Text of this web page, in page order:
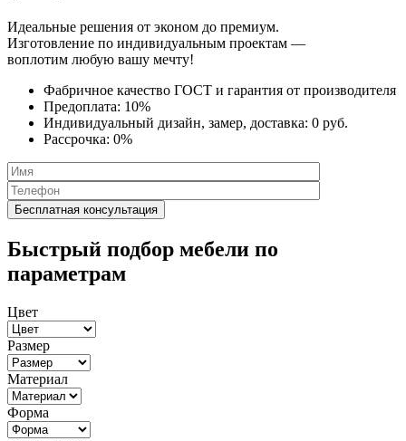
Идеальные решения от эконом до премиум.
Изготовление по индивидуальным проектам —
воплотим любую вашу мечту!
Фабричное качество ГОСТ и гарантия от производителя
Предоплата: 10%
Индивидуальный дизайн, замер, доставка: 0 руб.
Рассрочка: 0%
Быстрый подбор мебели по
параметрам
Цвет
Размер
Материал
Форма